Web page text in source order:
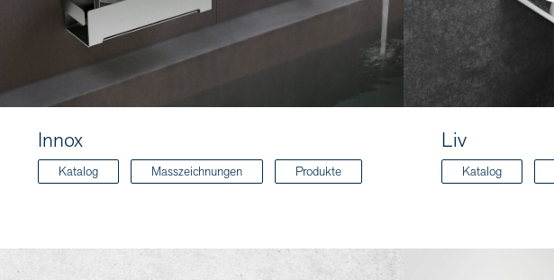
Innox
Katalog Masszeichnungen Produkte
Liv
Katalog